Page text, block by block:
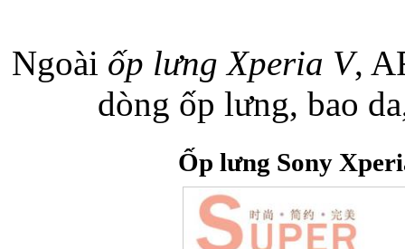
Túi đựng iPad
Ngoài ốp lưng Xperia V,
dòng ốp lưng, bao
Ốp lưng Sony